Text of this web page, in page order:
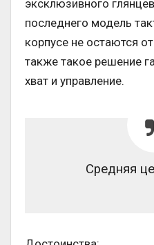
эксклюзивного
последнего модель
корпусе не остаются
также такое решение
хват и управление.
Средняя